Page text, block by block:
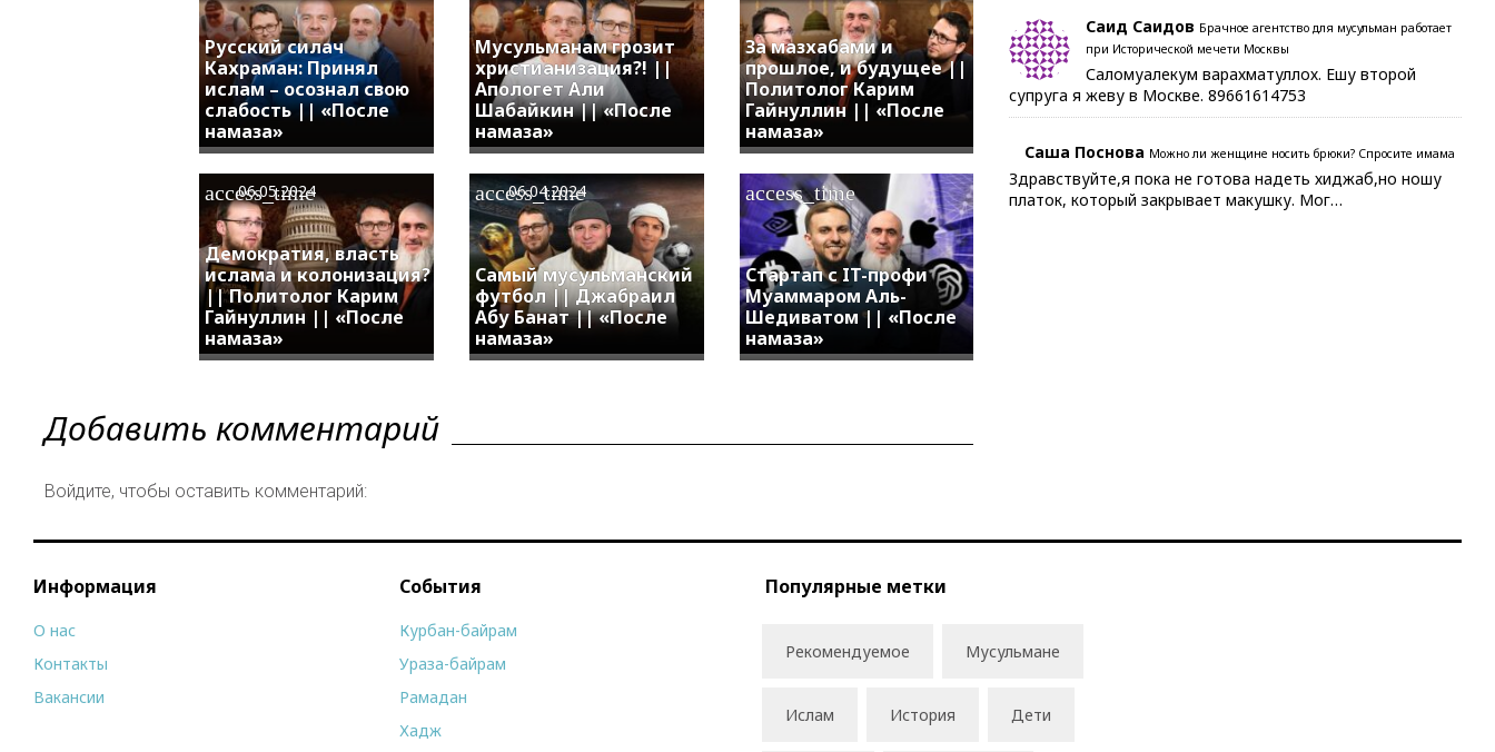
Русский силач
Кахраман: Принял
ислам – осознал свою
слабость || «После
намаза»
Мусульманам грозит
христианизация?! ||
Апологет Али
Шабайкин || «После
намаза»
За мазхабами и
прошлое, и будущее ||
Политолог Карим
Гайнуллин || «После
намаза»
Демократия, власть
ислама и колонизация?
|| Политолог Карим
Гайнуллин || «После
намаза»
access_time
06.05.2024
Самый мусульманский
футбол || Джабраил
Абу Банат || «После
намаза»
access_time
06.04.2024
Стартап с IT-профи
Муаммаром Аль-
Шедиватом || «После
намаза»
access_time
Добавить комментарий
Войдите, чтобы оставить комментарий:
Саид Саидов Брачное агентство для мусульман работает
при Исторической мечети Москвы
Саломуалекум варахматуллох. Ешу второй
супруга я жеву в Москве. 89661614753
Саша Поснова Можно ли женщине носить брюки? Спросите имама
Здравствуйте,я пока не готова надеть хиджаб,но ношу
платок, который закрывает макушку. Мог…
Информация
О нас
Контакты
Вакансии
События
Курбан-байрам
Ураза-байрам
Рамадан
Хадж
Популярные метки
Рекомендуемое Мусульмане
Ислам История Дети